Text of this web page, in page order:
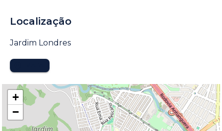
Localização
Jardim Londres
+
−